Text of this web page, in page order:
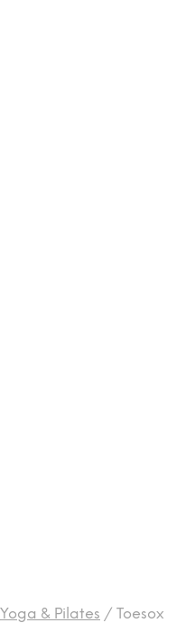
Yoga & Pilates / Toesox